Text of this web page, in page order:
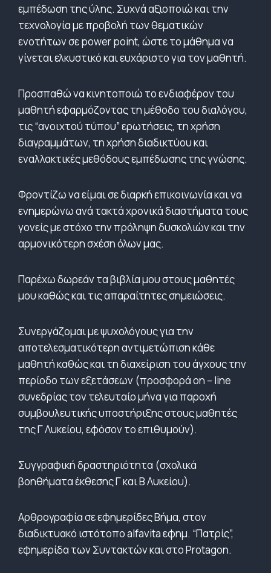
εμπέδωση της ύλης. Συχνά αξιοποιώ και την
τεχνολογία με προβολή των θεματικών
ενοτήτων σε power point, ώστε το μάθημα να
γίνεται ελκυστικό και ευχάριστο για τον μαθητή.
Προσπαθώ να κινητοποιώ το ενδιαφέρον του
μαθητή εφαρμόζοντας τη μέθοδο του διαλόγου,
τις “ανοιχτού τύπου” ερωτήσεις, τη χρήση
διαγραμμάτων, τη χρήση διαδικτύου και
εναλλακτικές μεθόδους εμπέδωσης της γνώσης.
Φροντίζω να είμαι σε διαρκή επικοινωνία και να
ενημερώνω ανά τακτά χρονικά διαστήματα τους
γονείς με στόχο την πρόληψη δυσκολιών και την
αρμονικότερη σχέση όλων μας.
Παρέχω δωρεάν τα βιβλία μου στους μαθητές
μου καθώς και τις απαραίτητες σημειώσεις.
Συνεργάζομαι με ψυχολόγους για την
αποτελεσματικότερη αντιμετώπιση κάθε
μαθητή καθώς και τη διαχείριση του άγχους την
περίοδο των εξετάσεων (προσφορά on – line
συνεδρίας τον τελευταίο μήνα για παροχή
συμβουλευτικής υποστήριξης στους μαθητές
της Γ Λυκείου, εφόσον το επιθυμούν).
Συγγραφική δραστηριότητα (σχολικά
βοηθήματα έκθεσης Γ και Β Λυκείου).
Αρθρογραφία σε εφημερίδες Βήμα, στον
διαδικτυακό ιστότοπο alfavita εφημ. “Πατρίς”,
εφημερίδα των Συντακτών και στο Protagon.